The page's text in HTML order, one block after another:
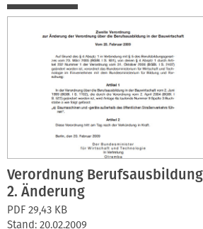
Verordnung
2. Änderung
PDF 29,43 KB
Stand: 20.02.2009